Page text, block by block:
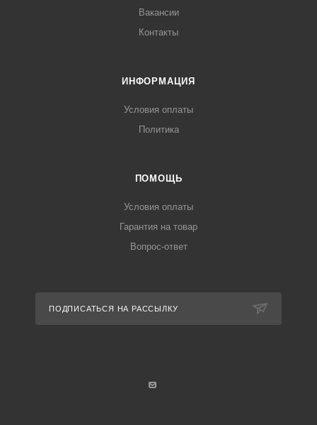
Вакансии
Контакты
ИНФОРМАЦИЯ
Условия оплаты
Политика
ПОМОЩЬ
Условия оплаты
Гарантия на товар
Вопрос-ответ
ПОДПИСАТЬСЯ НА РАССЫЛКУ